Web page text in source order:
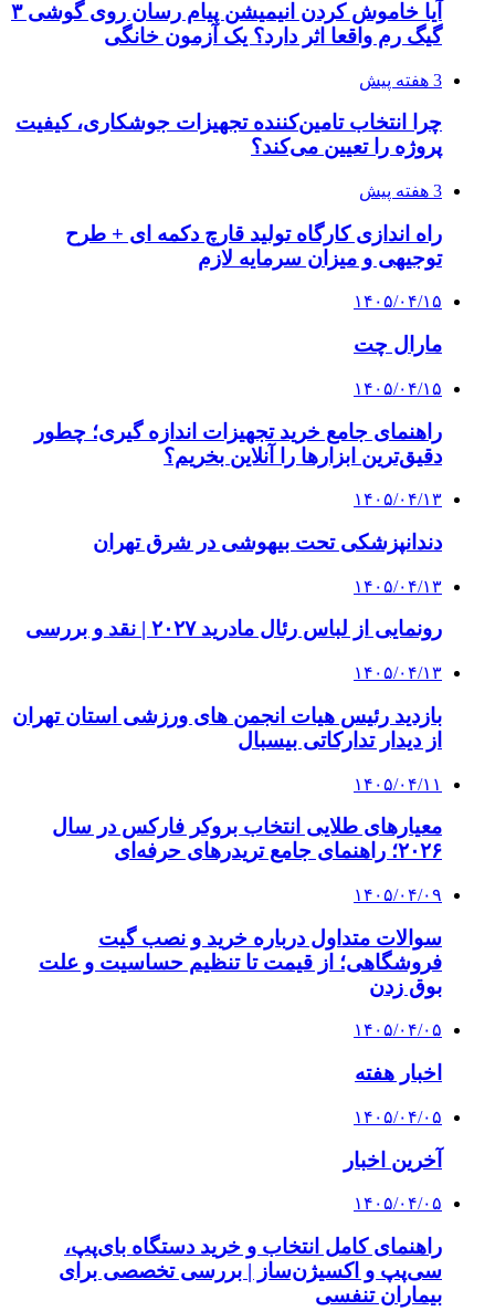
آیا خاموش کردن انیمیشن پیام رسان روی گوشی ۳
گیگ رم واقعا اثر دارد؟ یک آزمون خانگی
3 هفته پیش
چرا انتخاب تامین‌کننده تجهیزات جوشکاری، کیفیت
پروژه را تعیین می‌کند؟
3 هفته پیش
راه اندازی کارگاه تولید قارچ دکمه ای + طرح
توجیهی و میزان سرمایه لازم
۱۴۰۵/۰۴/۱۵
مارال چت
۱۴۰۵/۰۴/۱۵
راهنمای جامع خرید تجهیزات اندازه گیری؛ چطور
دقیق‌ترین ابزارها را آنلاین بخریم؟
۱۴۰۵/۰۴/۱۳
دندانپزشکی تحت بیهوشی در شرق تهران
۱۴۰۵/۰۴/۱۳
رونمایی از لباس رئال مادرید ۲۰۲۷ | نقد و بررسی
۱۴۰۵/۰۴/۱۳
بازدید رئیس هیات انجمن های ورزشی استان تهران
از دیدار تدارکاتی بیسبال
۱۴۰۵/۰۴/۱۱
معیارهای طلایی انتخاب بروکر فارکس در سال
۲۰۲۶؛ راهنمای جامع تریدرهای حرفه‌ای
۱۴۰۵/۰۴/۰۹
سوالات متداول درباره خرید و نصب گیت
فروشگاهی؛ از قیمت تا تنظیم حساسیت و علت
بوق زدن
۱۴۰۵/۰۴/۰۵
اخبار هفته
۱۴۰۵/۰۴/۰۵
آخرین اخبار
۱۴۰۵/۰۴/۰۵
راهنمای کامل انتخاب و خرید دستگاه بای‌پپ،
سی‌پپ و اکسیژن‌ساز | بررسی تخصصی برای
بیماران تنفسی